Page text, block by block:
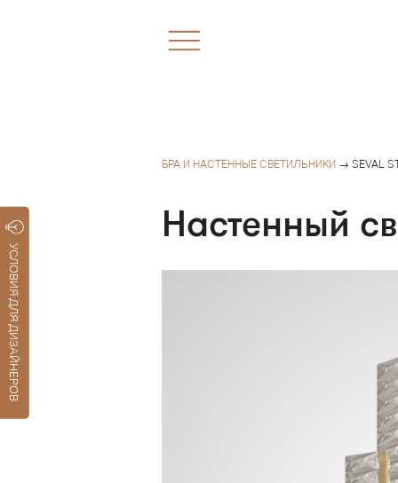
УСЛОВИЯ ДЛЯ ДИЗАЙНЕРОВ
БРА И НАСТЕННЫЕ СВЕТИЛЬНИКИ → SEVAL
Настенный